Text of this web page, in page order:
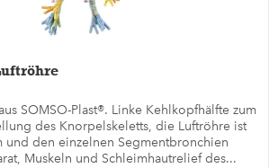
SOMSO-Plast®. Linke Kehlkopfhälfte zum
des Knorpelskeletts, die Luftröhre ist
und den einzelnen Segmentbronchien
Muskeln und Schleimhautrelief des...